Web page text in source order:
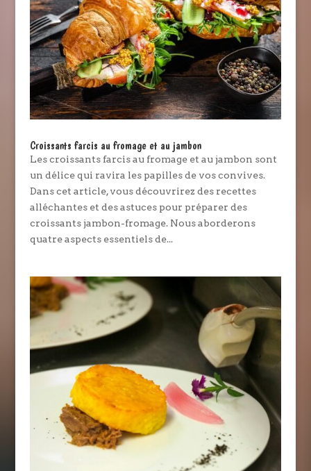
Croissants farcis au fromage et au jambon
Les croissants farcis au fromage et au jambon sont
un délice qui ravira les papilles de vos convives.
Dans cet article, vous découvrirez des recettes
alléchantes et des astuces pour préparer des
croissants jambon-fromage. Nous aborderons
quatre aspects essentiels de...